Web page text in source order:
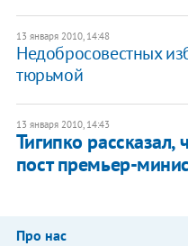
13 января 2010, 14:48
Недобросовестных
тюрьмой
13 января 2010, 14:43
Тигипко рассказал,
пост премьер-
Про нас